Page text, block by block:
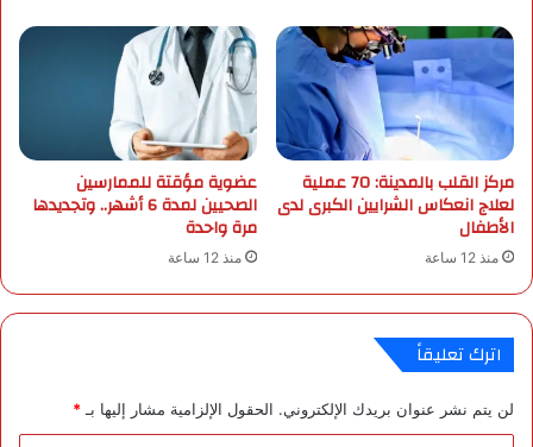
0
ل
ذ
ا
ئ
ي
ة
م
ح
ة
ب
مركز القلب بالمدينة: 70 عملية
لعلاج انعكاس الشرايين الكبرى لدى
الأطفال
منذ 12 ساعة
عضوية مؤقتة للممارسين
الصحيين لمدة 6 أشهر.. وتجديدها
مرة واحدة
منذ 12 ساعة
اترك تعليقاً
لن يتم نشر عنوان بريدك الإلكتروني. الحقول الإلزامية مشار إليها بـ *